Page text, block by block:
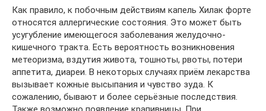
Как правило, к побочным действиям капель Хилак форте
относятся аллергические состояния. Это может быть
усугубление имеющегося заболевания желудочно-
кишечного тракта. Есть вероятность возникновения
метеоризма, вздутия живота, тошноты, рвоты, потери
аппетита, диареи. В некоторых случаях приём лекарства
вызывает кожные высыпания и чувство зуда. К
сожалению, бывают и более серьёзные последствия.